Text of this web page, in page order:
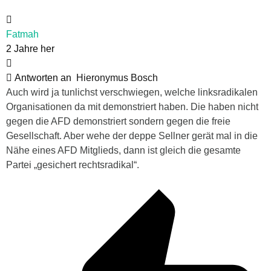
Fatmah
2 Jahre her
Antworten an
Hieronymus Bosch
Auch wird ja tunlichst verschwiegen, welche linksradikalen
Organisationen da mit demonstriert haben. Die haben nicht
gegen die AFD demonstriert sondern gegen die freie
Gesellschaft. Aber wehe der deppe Sellner gerät mal in die
Nähe eines AFD Mitglieds, dann ist gleich die gesamte
Partei „gesichert rechtsradikal“.